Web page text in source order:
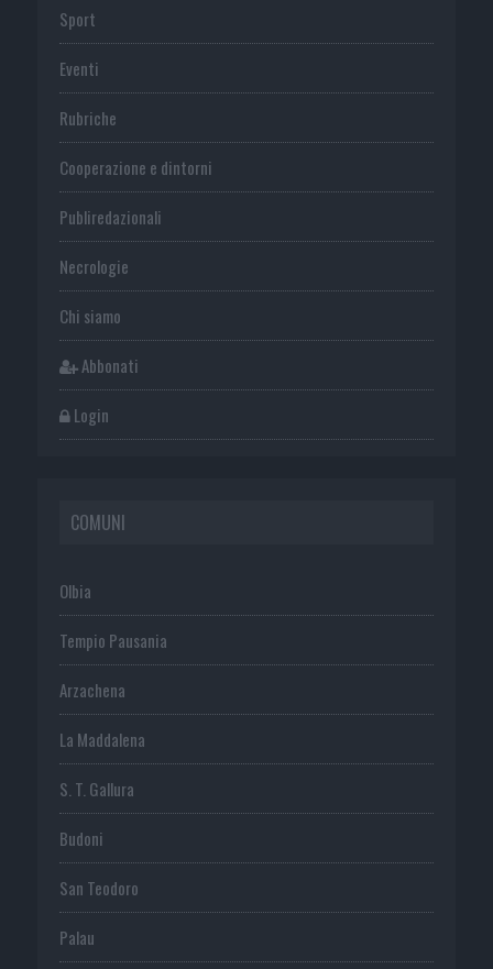
Sport
Eventi
Rubriche
Cooperazione e dintorni
Publiredazionali
Necrologie
Chi siamo
Abbonati
Login
COMUNI
Olbia
Tempio Pausania
Arzachena
La Maddalena
S. T. Gallura
Budoni
San Teodoro
Palau